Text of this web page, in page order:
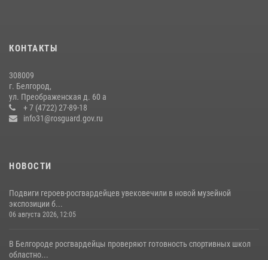
боксу
Росгвардейцы провели урок безопасности для воспитанников
Старооскольского военно-патриотического клуба
10 июля 2026, 06:30
КОНТАКТЫ
308009
г. Белгород,
ул. Преображенская д. 60 а
+ 7 (4722) 27-89-18
info31@rosguard.gov.ru
НОВОСТИ
Подвиги героев‑росгвардейцев увековечили в новой музейной
экспозиции б...
06 августа 2026, 12:05
В Белгороде росгвардейцы проверяют готовность спортивных школ
областно...